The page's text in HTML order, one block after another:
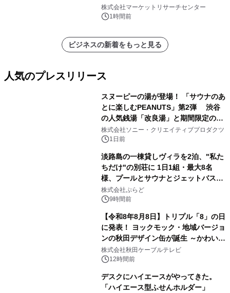
キシステム、その他）・分析レポート
を発表
株式会社マーケットリサーチセンター
1時間前
ビジネスの新着をもっと見る
人気のプレスリリース
スヌーピーの湯が登場！ 「サウナのあ
とに楽しむPEANUTS」第2弾 渋谷
の人気銭湯「改良湯」と期間限定のコ
ラボレーション サウナイキタイコラ
ボグッズも発売決定！
株式会社ソニー・クリエイティブプロダクツ
1日前
淡路島の一棟貸しヴィラを2泊、"私た
ちだけ"の別荘に 1日1組・最大8名
様、プールとサウナとジェットバス付
きで Villa Mon Temps AWAJIの連泊
素泊りプラン
株式会社ぷらど
9時間前
【令和8年8月8日】トリプル「8」の日
に発表！ ヨックモック・地域バージョ
ンの秋田デザイン缶が誕生 ～かわいい
秋田犬の子犬と秋田の四季と名所を巡
るパッケージ～ 9月1日(火)秋田県内で
株式会社秋田ケーブルテレビ
12時間前
デスクにハイエースがやってきた。
「ハイエース型ふせんホルダー」